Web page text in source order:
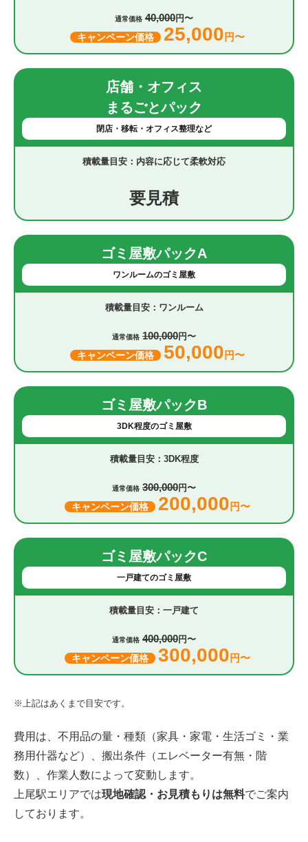
通常価格 40,000円〜
キャンペーン価格 25,000 円〜
店舗・オフィス
まるごとパック
閉店・移転・オフィス整理など
内容に応じて柔軟対応
要見積
ゴミ屋敷パックA
ワンルームのゴミ屋敷
ワンルーム
通常価格 100,000円〜
キャンペーン価格 50,000 円〜
ゴミ屋敷パックB
3DK程度のゴミ屋敷
3DK程度
通常価格 300,000円〜
キャンペーン価格 200,000 円〜
ゴミ屋敷パックC
一戸建てのゴミ屋敷
一戸建て
通常価格 400,000円〜
キャンペーン価格 300,000 円〜
※上記はあくまで目安です。
費用は、不用品の量・種類（家具・家電・生活ゴミ・業
務用什器など）、搬出条件（エレベーター有無・階
数）、作業人数によって変動します。
上尾駅エリアでは現地確認・お見積もりは無料でご案内
しております。